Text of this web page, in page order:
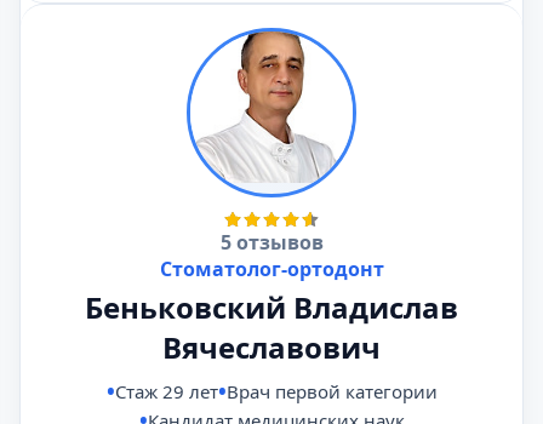
5 отзывов
Стоматолог-ортодонт
Беньковский Владислав
Вячеславович
Стаж 29 лет Врач первой категории